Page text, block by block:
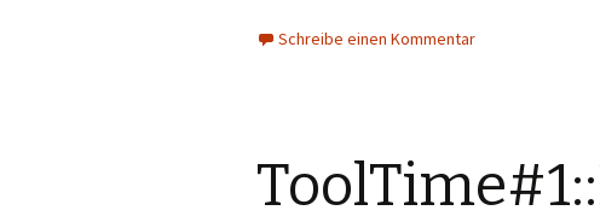
Schreibe einen Kommentar